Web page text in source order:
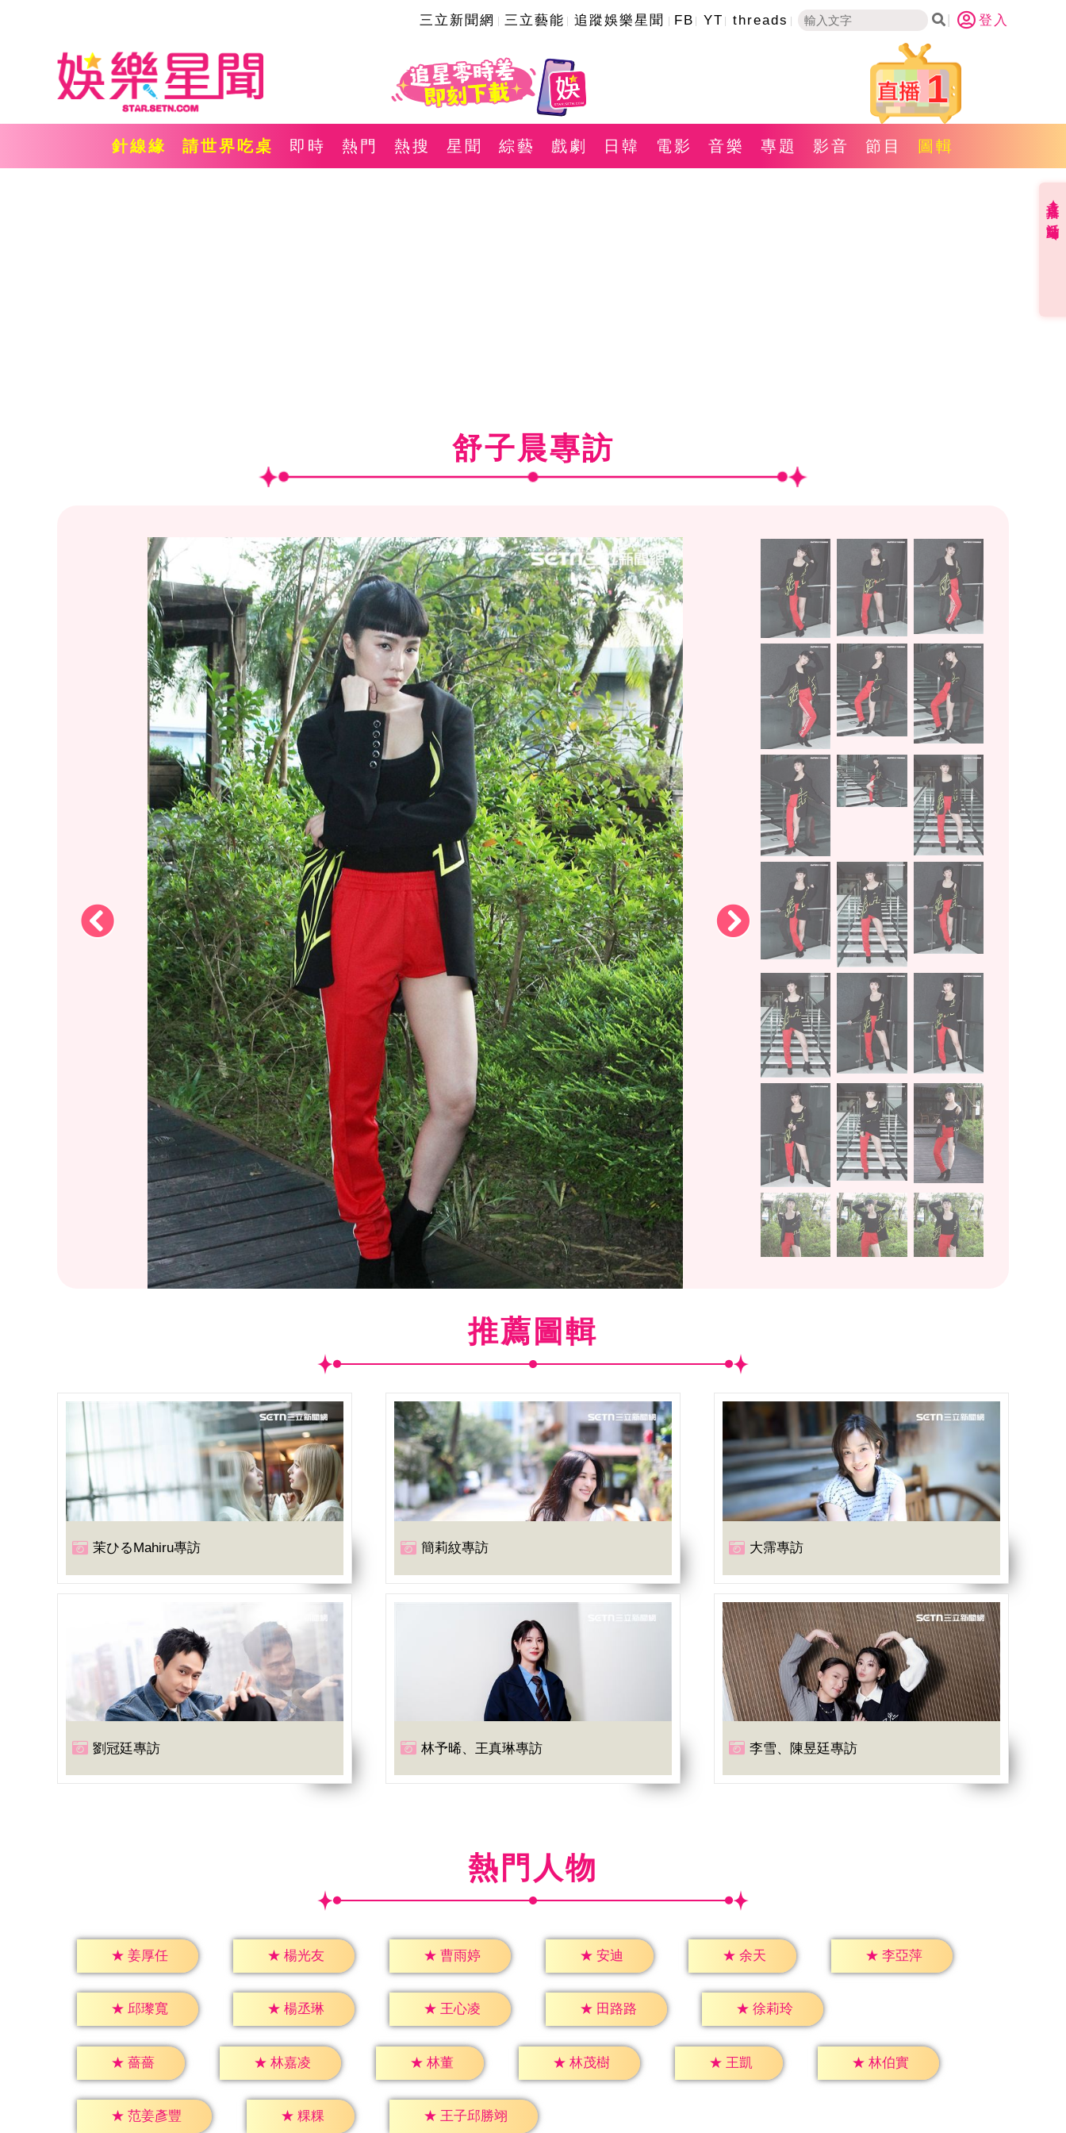
三立新聞網 三立藝能 追蹤娛樂星聞 FB YT threads 登入
1
針線緣 請世界吃桌 即時 熱門 熱搜 星聞 綜藝 戲劇 日韓 電影 音樂 專題 影音 節目 圖輯
舒子晨專訪
/39)舒子晨專訪。（記者邱榮吉/攝影）
推薦圖輯
茉ひるMahiru專訪 簡莉紋專訪 大霈專訪
劉冠廷專訪 林予晞、王真琳專訪 李雪、陳昱廷專訪
熱門人物
★ 姜厚任 ★ 楊光友 ★ 曹雨婷 ★ 安迪 ★ 余天 ★ 李亞萍
★ 邱瓈寬 ★ 楊丞琳 ★ 王心凌 ★ 田路路 ★ 徐莉玲
★ 薔薔 ★ 林嘉凌 ★ 林董 ★ 林茂樹 ★ 王凱 ★ 林伯實
★ 范姜彥豐 ★ 粿粿 ★ 王子邱勝翊
直播✦活動